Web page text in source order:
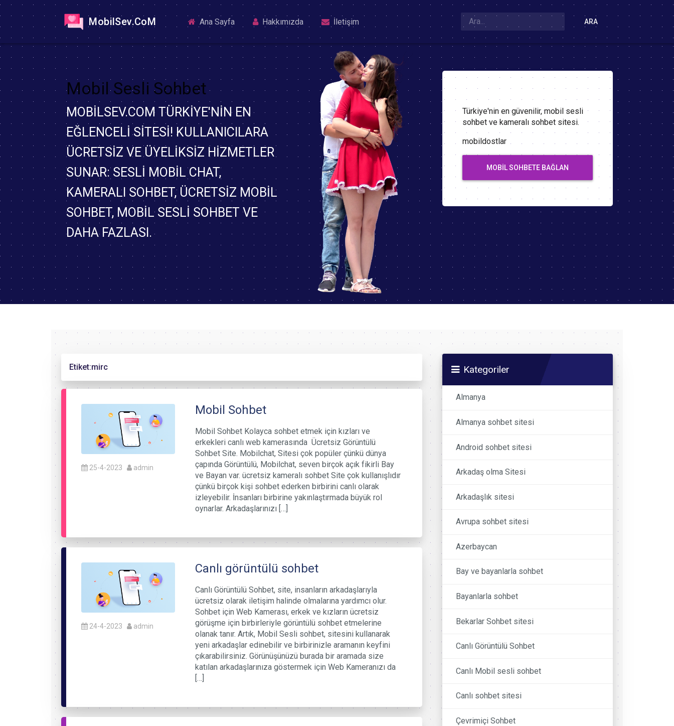
MobilSev.CoM Ana Sayfa Hakkımızda İletişim ARA
Mobil Sesli Sohbet
MOBILSEV.COM TÜRKIYE'NIN EN
EĞLENCELI SITESI! KULLANICILARA
ÜCRETSIZ VE ÜYELIKSIZ HIZMETLER
SUNAR: SESLI MOBIL CHAT,
KAMERALI SOHBET, ÜCRETSIZ MOBIL
SOHBET, MOBIL SESLI SOHBET VE
DAHA FAZLASI.
Türkiye'nin en güvenilir, mobil sesli
sohbet ve kameralı sohbet sitesi.
mobildostlar
MOBIL SOHBETE BAĞLAN
Etiket:mirc
25-4-2023 admin
Mobil Sohbet
Mobil Sohbet Kolayca sohbet etmek için kızları ve
erkekleri canlı web kamerasında Ücretsiz Görüntülü
Sohbet Site. Mobilchat, Sitesi çok popüler çünkü dünya
çapında Görüntülü, Mobilchat, seven birçok açık fikirli Bay
ve Bayan var. ücretsiz kameralı sohbet Site çok kullanışlıdır
çünkü birçok kişi sohbet ederken birbirini canlı olarak
izleyebilir. İnsanları birbirine yakınlaştırmada büyük rol
oynarlar. Arkadaşlarınızı […]
24-4-2023 admin
Canlı görüntülü sohbet
Canlı Görüntülü Sohbet, site, insanların arkadaşlarıyla
ücretsiz olarak iletişim halinde olmalarına yardımcı olur.
Sohbet için Web Kamerası, erkek ve kızların ücretsiz
görüşme için birbirleriyle görüntülü sohbet etmelerine
olanak tanır. Artık, Mobil Sesli sohbet, sitesini kullanarak
yeni arkadaşlar edinebilir ve birbirinizle aramanın keyfini
çıkarabilirsiniz. Görünüşünüzü burada bir aramada size
katılan arkadaşlarınıza göstermek için Web Kameranızı da
[…]
Kategoriler
Almanya
Almanya sohbet sitesi
Android sohbet sitesi
Arkadaş olma Sitesi
Arkadaşlık sitesi
Avrupa sohbet sitesi
Azerbaycan
Bay ve bayanlarla sohbet
Bayanlarla sohbet
Bekarlar Sohbet sitesi
Canlı Görüntülü Sohbet
Canlı Mobil sesli sohbet
Canlı sohbet sitesi
Çevrimiçi Sohbet